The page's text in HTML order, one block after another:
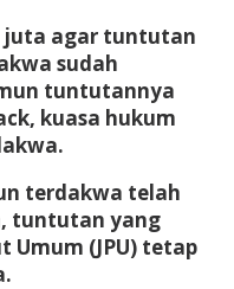
juta agar tuntutan
sudah
tuntutannya
kuasa hukum
terdakwa telah
tuntutan yang
Umum (JPU) tetap